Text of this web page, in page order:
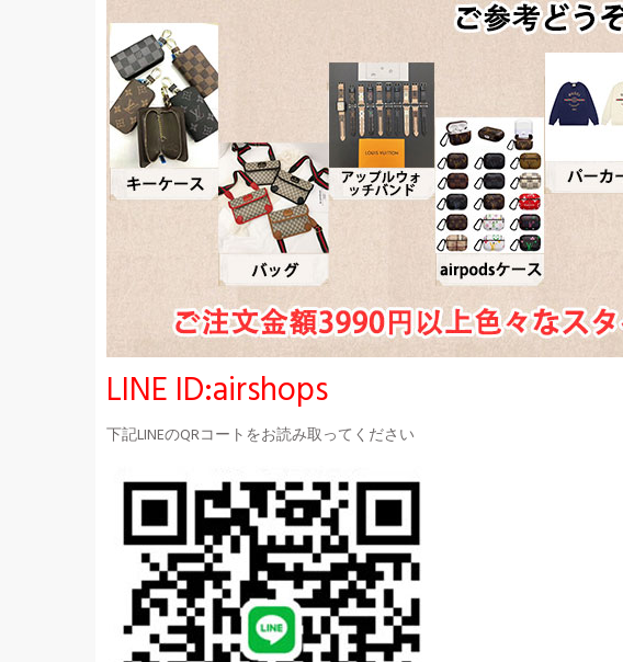
LINE ID:airshops
下記LINEのQRコートをお読み取ってください